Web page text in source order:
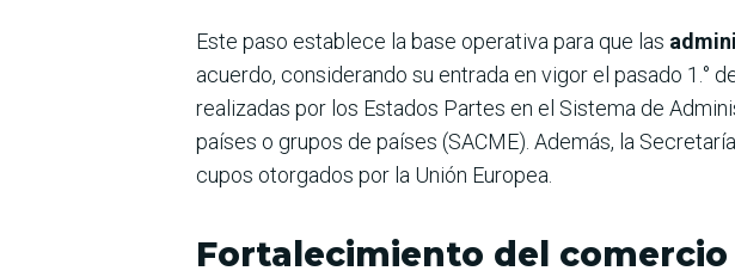
Este paso establece la base operativa para que las
acuerdo, considerando su entrada en vigor el pasado 1.°
realizadas por los Estados Partes en el Sistema de
países o grupos de países (SACME). Además, la
cupos otorgados por la Unión Europea.
Fortalecimiento del comercio